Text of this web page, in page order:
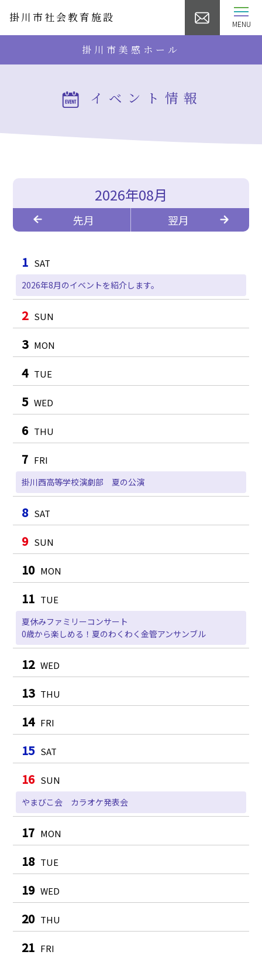
掛川市社会教育施設 MENU
掛川市美感ホール
イベント情報
先月
2026年08月
翌月
1 SAT
2026年8月のイベントを紹介します。
2 SUN
3 MON
4 TUE
5 WED
6 THU
7 FRI
掛川西高等学校演劇部 夏の公演
8 SAT
9 SUN
10 MON
11 TUE
夏休みファミリーコンサート
0歳から楽しめる！夏のわくわく金管アンサンブル
12 WED
13 THU
14 FRI
15 SAT
16 SUN
やまびこ会 カラオケ発表会
17 MON
18 TUE
19 WED
20 THU
21 FRI